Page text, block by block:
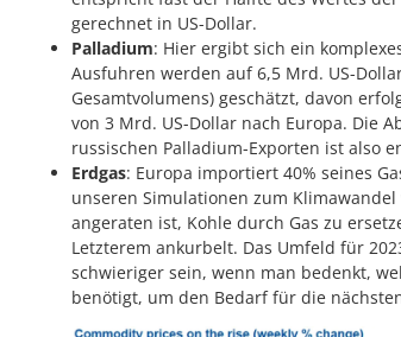
gerechnet in US-Dollar.
Palladium: Hier ergibt sich ein
Ausfuhren werden auf 6,5 Mrd. US-
Gesamtvolumens) geschätzt, davon
von 3 Mrd. US-Dollar nach Europa. Die
russischen Palladium-Exporten ist also
Erdgas: Europa importiert 40% seines
unseren Simulationen zum Klimawandel
angeraten ist, Kohle durch Gas zu
Letzterem ankurbelt. Das Umfeld für
schwieriger sein, wenn man bedenkt,
benötigt, um den Bedarf für die